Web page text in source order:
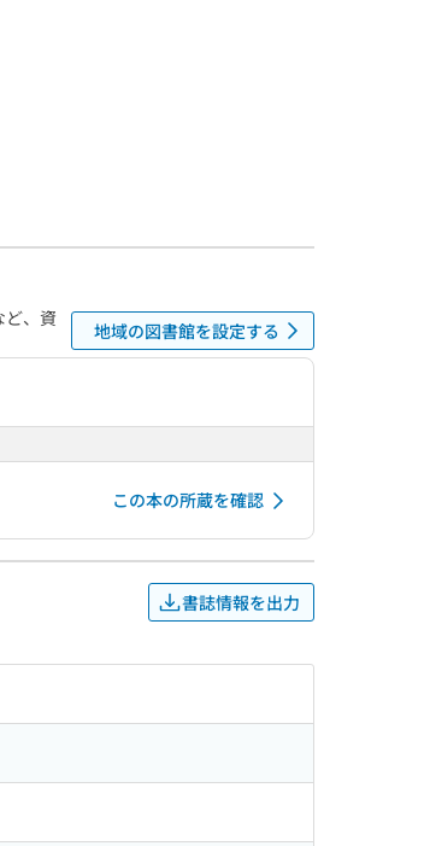
、資
地域の図書館を設定する
この本の所蔵を確認
書誌情報を出力